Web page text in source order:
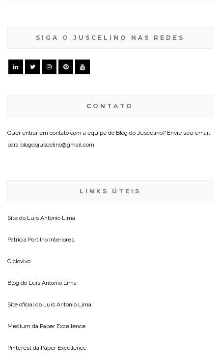
SIGA O JUSCELINO NAS REDES
CONTATO
Quer entrar em contato com a equipe do Blog do Juscelino? Envie seu email
para blogdojuscelino@gmail.com
LINKS ÚTEIS
Site do Luis Antonio Lima
Patricia Portilho Interiores
Ciclovivo
Blog do Luis Antonio Lima
Site oficial do Luis Antonio Lima
Medium da Paper Excellence
Pinterest da Paper Excellence